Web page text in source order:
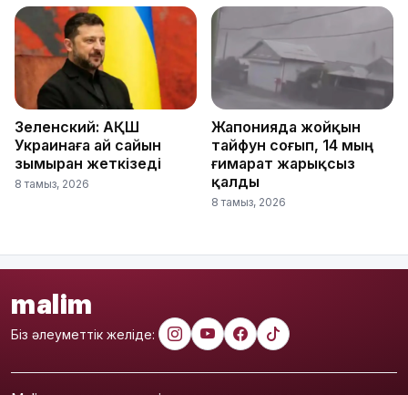
Зеленский: АҚШ
Украинаға ай сайын
зымыран жеткізеді
8 тамыз, 2026
Жапонияда жойқын
тайфун соғып, 14 мың
ғимарат жарықсыз
қалды
8 тамыз, 2026
malim
Біз әлеуметтік желіде: